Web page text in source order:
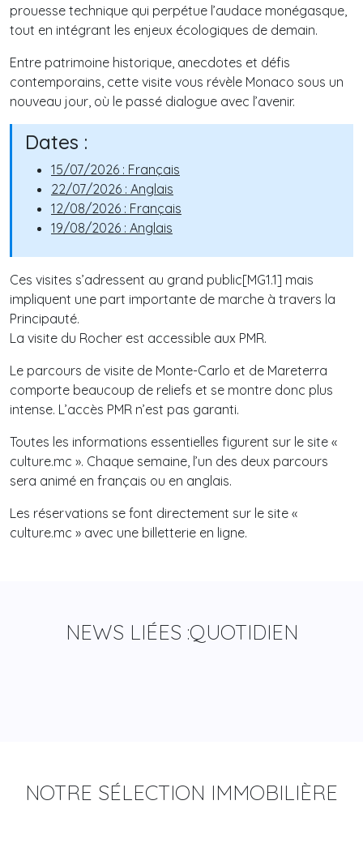
prouesse technique qui perpétue l’audace monégasque,
tout en intégrant les enjeux écologiques de demain.
Entre patrimoine historique, anecdotes et défis
contemporains, cette visite vous révèle Monaco sous un
nouveau jour, où le passé dialogue avec l’avenir.
Dates :
15/07/2026 : Français
22/07/2026 : Anglais
12/08/2026 : Français
19/08/2026 : Anglais
Ces visites s’adressent au grand public[MG1.1] mais
impliquent une part importante de marche à travers la
Principauté.
La visite du Rocher est accessible aux PMR.
Le parcours de visite de Monte-Carlo et de Mareterra
comporte beaucoup de reliefs et se montre donc plus
intense. L’accès PMR n’est pas garanti.
Toutes les informations essentielles figurent sur le site «
culture.mc ». Chaque semaine, l’un des deux parcours
sera animé en français ou en anglais.
Les réservations se font directement sur le site «
culture.mc » avec une billetterie en ligne.
NEWS LIÉES :QUOTIDIEN
NOTRE SÉLECTION IMMOBILIÈRE